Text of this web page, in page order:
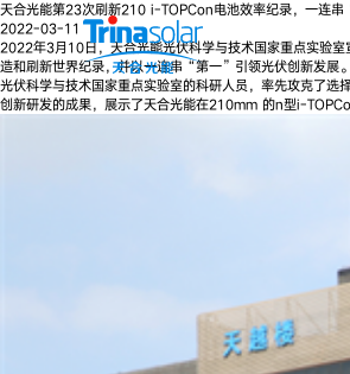
天合光能第23次刷新210 i-TOPCon电池效率纪录，一连
2022-03-11
2022年3月10日，天合光能光伏科学与技术国家重点实验
造和刷新世界纪录，并以一连串“第一”引领光伏创新发展。
光伏科学与技术国家重点实验室的科研人员，率先攻克了
创新研发的成果，展示了天合光能在210mm 的n型i-